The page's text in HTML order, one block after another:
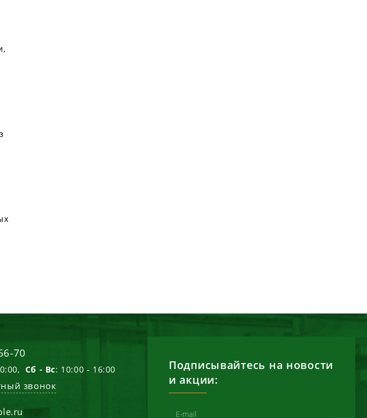
70
Сб - Вс: 10:00 - 16:00
звонок
Подписывайтесь на новости
и акции: